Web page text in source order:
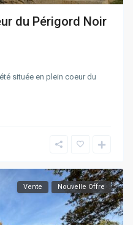
du Périgord Noir
située en plein coeur du
Vente Nouvelle Offre